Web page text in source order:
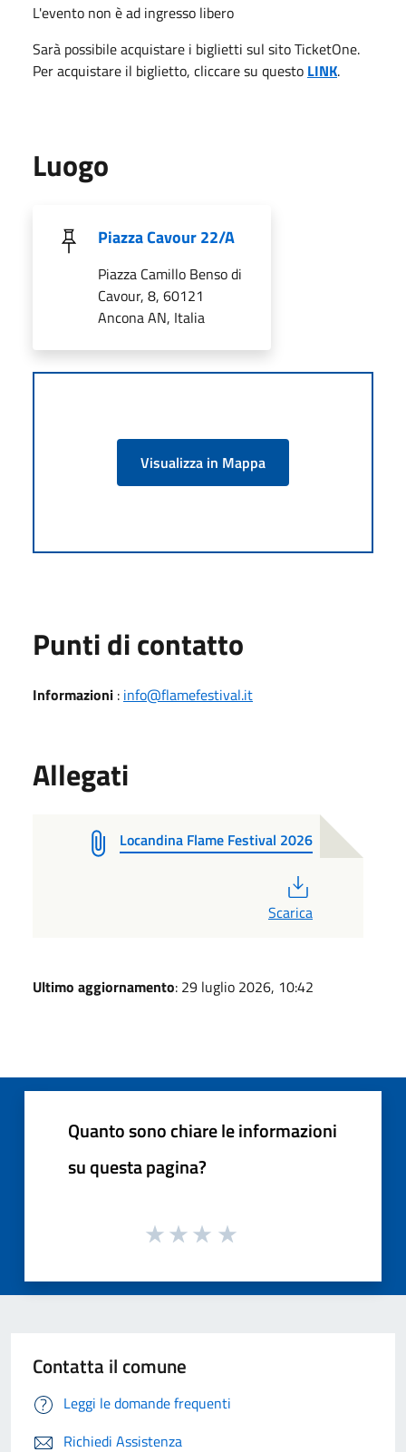
L'evento non è ad ingresso libero
Sarà possibile acquistare i biglietti sul sito TicketOne.
Per acquistare il biglietto, cliccare su questo LINK.
Luogo
Piazza Cavour 22/A
Piazza Camillo Benso di
Cavour, 8, 60121
Ancona AN, Italia
Visualizza in Mappa
Punti di contatto
Informazioni : ​info@flamefestival.it
Allegati
Locandina Flame Festival 2026
Scarica
Ultimo aggiornamento: 29 luglio 2026, 10:42
Quanto sono chiare le informazioni
su questa pagina?
Contatta il comune
Leggi le domande frequenti
Richiedi Assistenza